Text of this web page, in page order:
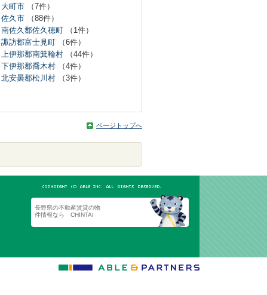
大町市
（7件）
佐久市
（88件）
南佐久郡佐久穂町
（1件）
諏訪郡富士見町
（6件）
上伊那郡南箕輪村
（44件）
下伊那郡喬木村
（4件）
北安曇郡松川村
（3件）
ページトップへ
長野県の不動産賃貸の物
件情報なら CHINTAI